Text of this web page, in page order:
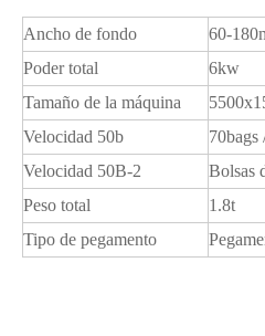
Ancho de fondo
60-
Poder total
6kw
Tamaño de la máquina
Velocidad 50b
70bags
Velocidad 50B-2
Bolsas
Peso total
1.8t
Tipo de pegamento